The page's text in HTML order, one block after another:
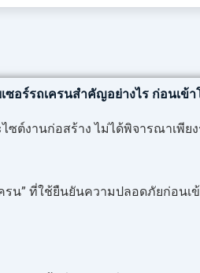
ซอร์รถเครนสำคัญอย่างไร ก่อนเข้า
ซต์งานก่อสร้าง ไม่ได้พิจารณาเพี
ครน” ที่ใช้ยืนยันความปลอดภัยก่อน